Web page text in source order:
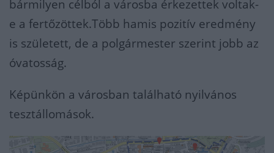
bármilyen célból a városba érkezettek voltak-
e a fertőzöttek.Több hamis pozitív eredmény
is született, de a polgármester szerint jobb az
óvatosság.
Képünkön a városban található nyilvános
tesztállomások.